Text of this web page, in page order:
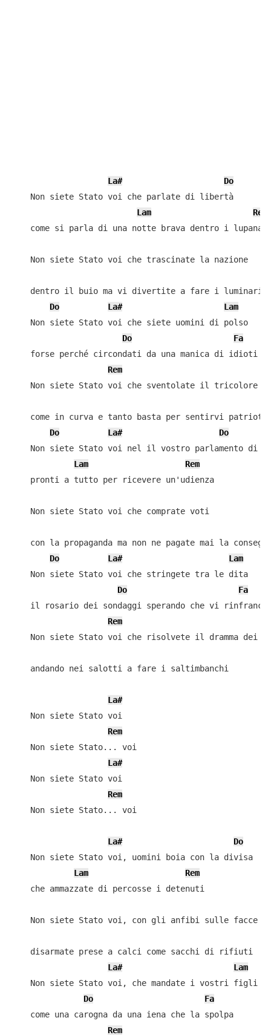
La#
Do
    Non siete Stato voi che parlate di libertà
Lam
Rem
come si parla di una notte brava dentro i
    Non siete Stato voi che trascinate la nazione
    dentro il buio ma vi divertite a fare i luminari
Do
La#
Lam
    Non siete Stato voi che siete uomini di polso
Do
Fa
    forse perché circondati da una manica di idioti
Rem
    Non siete Stato voi che sventolate il tricolore
    come in curva e tanto basta per sentirvi patrioti
Do
La#
Do
Non siete Stato voi nel il vostro parlamento di
Lam
Rem
    pronti a tutto per ricevere un'udienza
    Non siete Stato voi che comprate voti
con la propaganda ma non ne pagate mai la
Do
La#
Lam
    Non siete Stato voi che stringete tra le dita
Do
Fa
il rosario dei sondaggi sperando che vi
Rem
Non siete Stato voi che risolvete il dramma dei
    andando nei salotti a fare i saltimbanchi
La#
    Non siete Stato voi
Rem
    Non siete Stato... voi
La#
    Non siete Stato voi
Rem
    Non siete Stato... voi
La#
Do
    Non siete Stato voi, uomini boia con la divisa
Lam
Rem
    che ammazzate di percosse i detenuti
    Non siete Stato voi, con gli anfibi sulle facce
    disarmate prese a calci come sacchi di rifiuti
La#
Lam
Non siete Stato voi, che mandate i vostri figli
Do
Fa
    come una carogna da una iena che la spolpa
Rem